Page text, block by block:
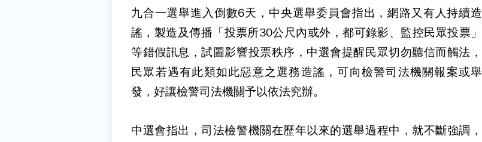
九合一選舉進入倒數6天，中央選舉委員會指出，網路又有人持續造
謠，製造及傳播「投票所30公尺內或外，都可錄影、監控民眾投票」
等錯假訊息，試圖影響投票秩序，中選會提醒民眾切勿聽信而觸法，
民眾若遇有此類如此惡意之選務造謠，可向檢警司法機關報案或舉
發，好讓檢警司法機關予以依法究辦。
中選會指出，司法檢警機關在歷年以來的選舉過程中，就不斷強調，